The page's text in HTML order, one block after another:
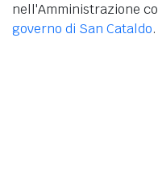
nell'Amministrazione
governo di San Cataldo.